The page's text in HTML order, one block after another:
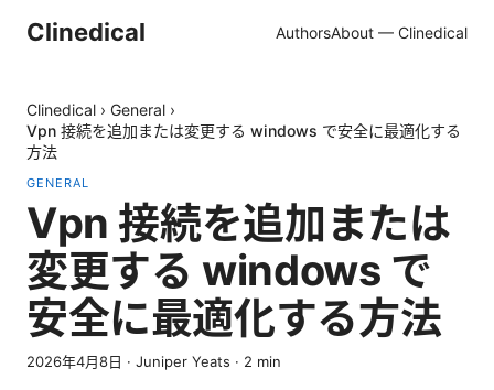
Clinedical AuthorsAbout — Clinedical
Clinedical › General ›
Vpn 接続を追加または変更する windows で安全に最適化する
方法
GENERAL
Vpn 接続を追加または
変更する windows で
安全に最適化する方法
2026年4月8日 · Juniper Yeats · 2 min